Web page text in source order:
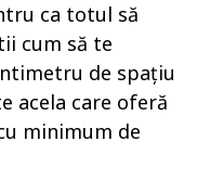
ca totul să
cum să te
de spațiu
acela care oferă
minimum de